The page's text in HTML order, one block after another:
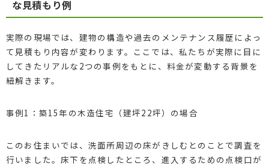
な見積もり例
実際の現場では、建物の構造や過去のメンテナンス履歴によっ
て見積もり内容が変わります。ここでは、私たちが実際に目に
してきたリアルな2つの事例をもとに、料金が変動する背景を
紐解きます。
事例1：築15年の木造住宅（建坪22坪）の場合
このお住まいでは、洗面所周辺の床がきしむとのことで調査を
行いました。床下を点検したところ、進入するための点検口が